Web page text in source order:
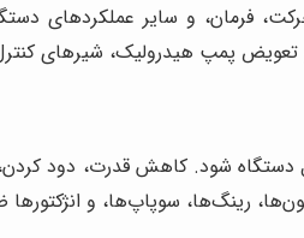
فرمان، و سایر عملکردهای
پمپ هیدرولیک، شیرهای
شود. کاهش قدرت، دود
رینگ‌ها، سوپاپ‌ها، و